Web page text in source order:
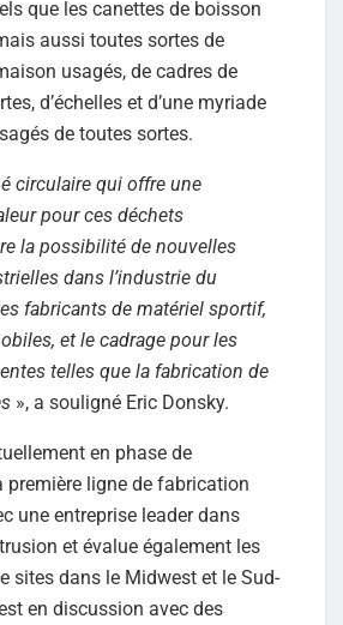
que les canettes de boisson
aussi toutes sortes de
usagés, de cadres de
d’échelles et d’une myriade
de toutes sortes.
circulaire qui offre une
pour ces déchets
la possibilité de nouvelles
dans l’industrie du
fabricants de matériel sportif,
et le cadrage pour les
telles que la fabrication de
», a souligné Eric Donsky.
en phase de
première ligne de fabrication
une entreprise leader dans
et évalue également les
sites dans le Midwest et le Sud-
en discussion avec des